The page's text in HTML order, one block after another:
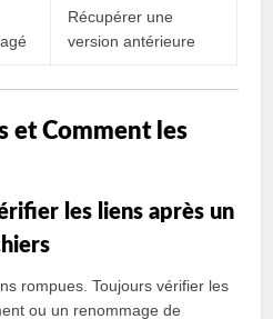
Récupérer une
version antérieure
et Comment les
les liens après un
rompues. Toujours vérifier les
ou un renommage de